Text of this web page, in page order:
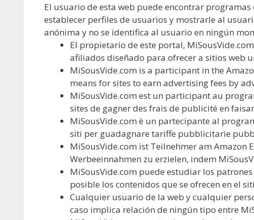
El usuario de esta web puede encontrar
establecer perfiles de usuarios y mostrarle al
anónima y no se identifica al usuario en ningún
El propietario de este portal,
afiliados diseñado para ofrecer a sitios web
MiSousVide.com is a participant in the
means for sites to earn advertising fees by
MiSousVide.com est un participant au
sites de gagner des frais de publicité en
MiSousVide.com è un partecipante al
siti per guadagnare tariffe pubblicitarie
MiSousVide.com ist Teilnehmer am
Werbeeinnahmen zu erzielen, indem
MiSousVide.com puede estudiar los
posible los contenidos que se ofrecen en el
Cualquier usuario de la web y cualquier
caso implica relación de ningún tipo entre